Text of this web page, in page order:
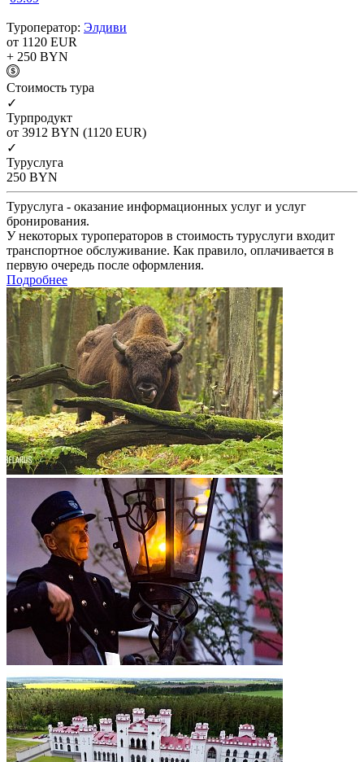
Туроператор: Элдиви
от 1120 EUR
+ 250 BYN
Cтоимость тура
✓
Турпродукт
от 3912 BYN (1120 EUR)
✓
Туруслуга
250 BYN
Туруслуга - оказание информационных услуг и услуг
бронирования.
У некоторых туроператоров в стоимость туруслуги входит
транспортное обслуживание. Как правило, оплачивается в
первую очередь после оформления.
Подробнее